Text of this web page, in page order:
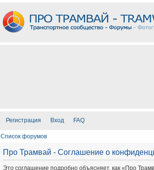
Регистрация Вход FAQ
Список форумов
Про Трамвай - Соглашение о
Это соглашение подробно объясняет, как «Про